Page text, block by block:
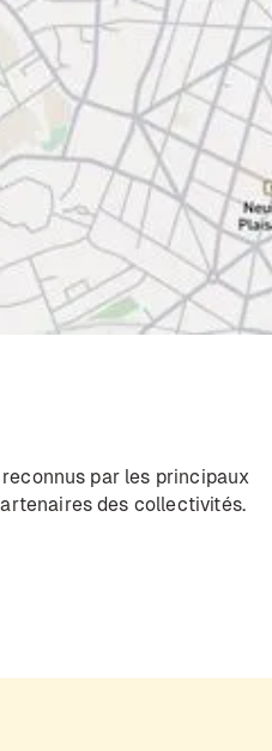
par les principaux
des collectivités.